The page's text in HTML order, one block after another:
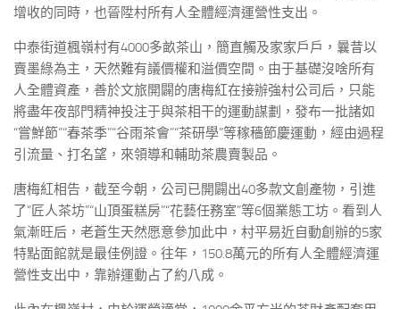
增收的同時，也晉陞村所有人全體經濟運營性支出。
中泰街道楓嶺村有4000多畝茶山，簡直觸及家家戶戶，曩昔以
賣墨綠為主，天然難有議價權和溢價空間。由于基礎沒啥所有
人全體資產，善於文旅開闢的唐梅紅在接辦強村公司后，只能
將盡年夜部門精神投注于與茶相干的運動謀劃，發布一批諸如
“嘗鮮節”“春茶季”“谷雨茶會”“茶研學”等稼穡節慶運動，經由過程
引流量、打名望，來領導和輔助茶農賣製品。
唐梅紅相告，截至今朝，公司已開闢出40多款文創產物，引進
了“匠人茶坊”“山頂蛋糕房”“花藝任務室”等6個業態工坊。看到人
氣漸旺后，老蒼生天然愿意參加此中，村平易近自動創辦的5家
特點面館就是最佳例證。往年，150.8萬元的所有人全體經濟運
營性支出中，靠辦運動占了約八成。